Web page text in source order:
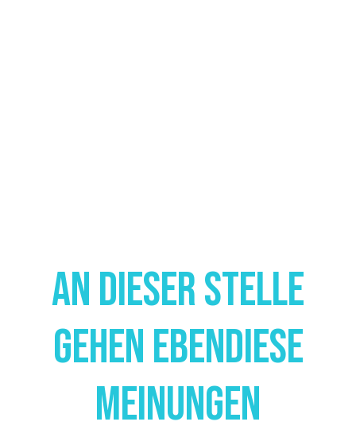
An Dieser Stelle
Gehen Ebendiese
Meinungen